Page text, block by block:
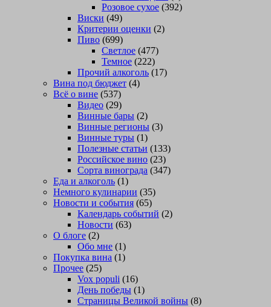
Розовое сухое (392)
Виски (49)
Критерии оценки (2)
Пиво (699)
Светлое (477)
Темное (222)
Прочий алкоголь (17)
Вина под бюджет (4)
Всё о вине (537)
Видео (29)
Винные бары (2)
Винные регионы (3)
Винные туры (1)
Полезные статьи (133)
Российское вино (23)
Сорта винограда (347)
Еда и алкоголь (1)
Немного кулинарии (35)
Новости и события (65)
Календарь событий (2)
Новости (63)
О блоге (2)
Обо мне (1)
Покупка вина (1)
Прочее (25)
Vox populi (16)
День победы (1)
Страницы Великой войны (8)